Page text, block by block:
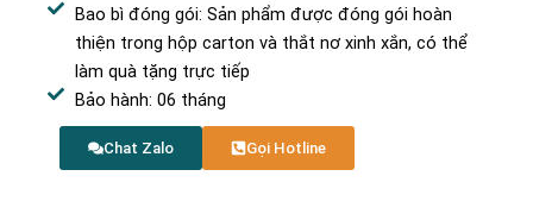
Bao bì đóng gói: Sản phẩm được đóng gói hoàn
thiện trong hộp carton và thắt nơ xinh xắn, có thể
làm quà tặng trực tiếp
Bảo hành: 06 tháng
Chat Zalo Gọi Hotline